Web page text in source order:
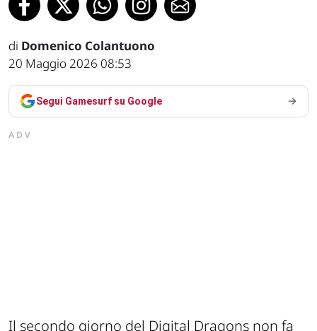
di Domenico Colantuono
20 Maggio 2026 08:53
Segui Gamesurf su Google
ADV
Il secondo giorno del Digital Dragons non fa